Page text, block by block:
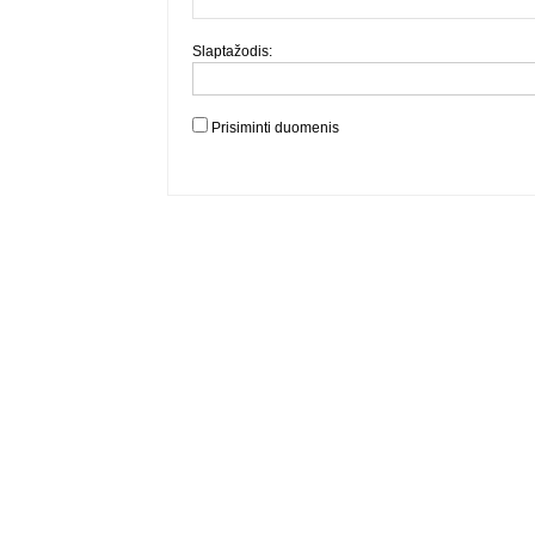
Slaptažodis:
Prisiminti duomenis